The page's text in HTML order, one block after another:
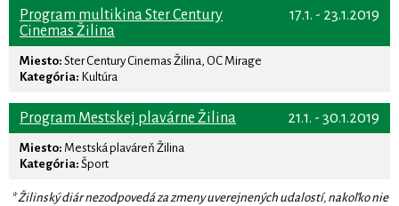
17.1. - 23.1.2019
Program multikina Ster Century
Cinemas Žilina
Miesto: Ster Century Cinemas Žilina, OC Mirage
Kategória: Kultúra
21.1. - 30.1.2019
Program Mestskej plavárne Žilina
Miesto: Mestská plaváreň Žilina
Kategória: Šport
* Žilinský diár nezodpovedá za zmeny uverejnených udalostí, nakoľko nie